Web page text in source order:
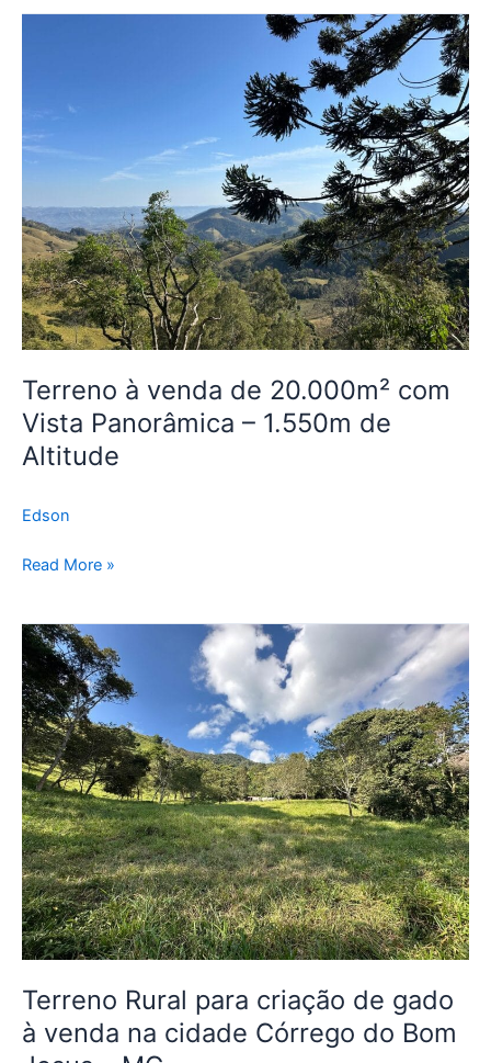
Terreno à venda de 20.000m² com
Vista Panorâmica – 1.550m de
Altitude
Edson
20.000m²
Panorâmica
–
1.550m
de
Altitude
Read More »
Terreno Rural para criação de gado
à venda na cidade Córrego do Bom
Terreno
Rural
para
criação
de
gado
à
venda
na
cidade
Córrego
do
Bom
MG.